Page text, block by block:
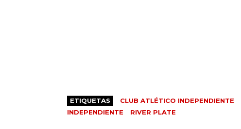
ETIQUETAS CLUB ATLÉTICO INDEPENDIENTE
INDEPENDIENTE
RIVER PLATE